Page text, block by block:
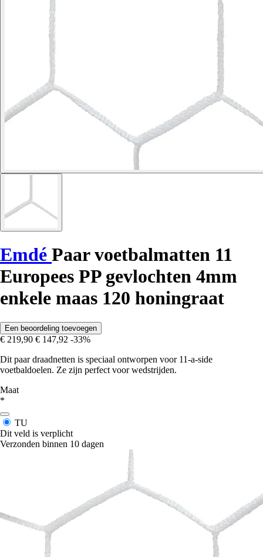
Emdé Paar voetbalmatten 11
Europees PP gevlochten 4mm
enkele maas 120 honingraat
Een beoordeling toevoegen
€ 219,90 € 147,92 -33%
Dit paar draadnetten is speciaal ontworpen voor 11-a-side
voetbaldoelen. Ze zijn perfect voor wedstrijden.
Maat
*
TU
Dit veld is verplicht
Verzonden binnen 10 dagen